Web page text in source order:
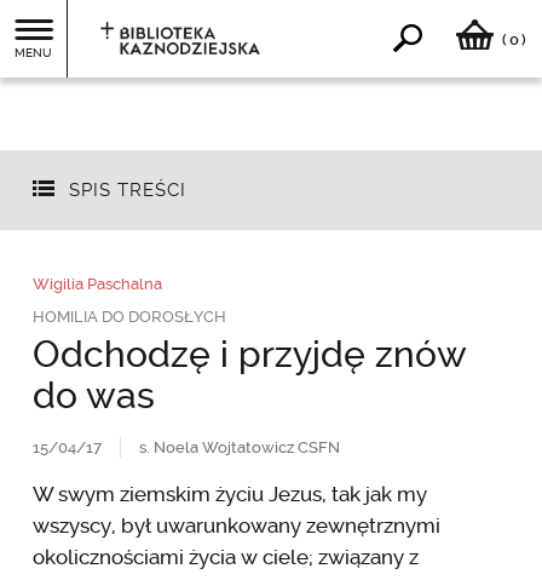
MENU
( 0)
SPIS TREŚCI
Wigilia Paschalna
HOMILIA DO DOROSŁYCH
Odchodzę i przyjdę znów
do was
15/04/17 s. Noela Wojtatowicz CSFN
W swym ziemskim życiu Jezus, tak jak my
wszyscy, był uwarunkowany zewnętrznymi
okolicznościami życia w ciele; związany z